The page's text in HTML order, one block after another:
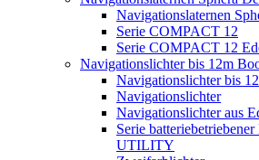
Navigationslaternen
Serie COMPACT 12
Serie COMPACT 12
Navigationslichter bis 12m
Navigationslichter bis
Navigationslichter
Navigationslichter aus
Serie
UTILITY